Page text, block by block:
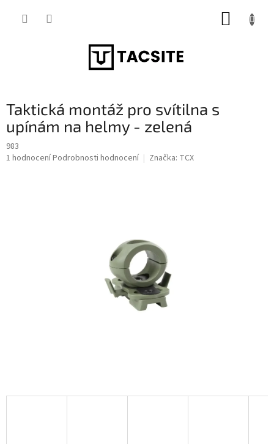
Taktická montáž pro svítilna s
upínám na helmy - zelená
983
Průměrné
1 hodnoceníPodrobnosti hodnocení Značka: TCX